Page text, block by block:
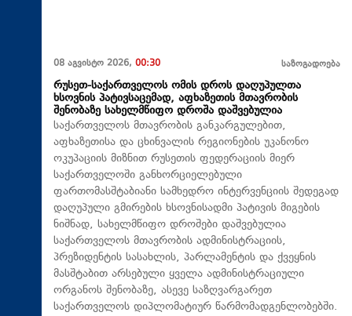
08 აგვისტო 2026, 00:30 საზოგადოება
რუსეთ-საქართველოს ომის დროს დაღუპულთა
ხსოვნის პატივსაცემად, აფხაზეთის მთავრობის
შენობაზე სახელმწიფო დროშა დაშვებულია
საქართველოს მთავრობის განკარგულებით,
აფხაზეთისა და ცხინვალის რეგიონების უკანონო
ოკუპაციის მიზნით რუსეთის ფედერაციის მიერ
საქართველოში განხორციელებული
ფართომასშტაბიანი სამხედრო ინტერვენციის შედეგად
დაღუპული გმირების ხსოვნისადმი პატივის მიგების
ნიშნად, სახელმწიფო დროშები დაშვებულია
საქართველოს მთავრობის ადმინისტრაციის,
პრეზიდენტის სასახლის, პარლამენტის და ქვეყნის
მასშტაბით არსებული ყველა ადმინისტრაციული
ორგანოს შენობაზე, ასევე საზღვარგარეთ
საქართველოს დიპლომატიურ წარმომადგენლობებში.